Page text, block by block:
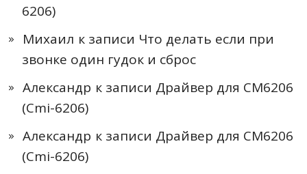
6206)
Михаил к записи Что делать если при
звонке один гудок и сброс
Александр к записи Драйвер для CM6206
(Cmi-6206)
Александр к записи Драйвер для CM6206
(Cmi-6206)